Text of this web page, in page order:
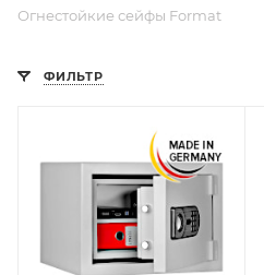
Огнестойкие сейфы Format
ФИЛЬТР